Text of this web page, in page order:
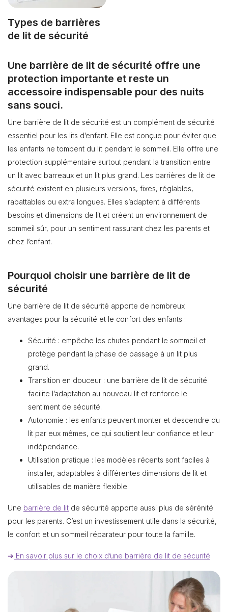
Types de barrières
de lit de sécurité
Une barrière de lit de sécurité offre une
protection importante et reste un
accessoire indispensable pour des nuits
sans souci.
Une barrière de lit de sécurité est un complément de sécurité
essentiel pour les lits d’enfant. Elle est conçue pour éviter que
les enfants ne tombent du lit pendant le sommeil. Elle offre une
protection supplémentaire surtout pendant la transition entre
un lit avec barreaux et un lit plus grand. Les barrières de lit de
sécurité existent en plusieurs versions, fixes, réglables,
rabattables ou extra longues. Elles s’adaptent à différents
besoins et dimensions de lit et créent un environnement de
sommeil sûr, pour un sentiment rassurant chez les parents et
chez l’enfant.
Pourquoi choisir une barrière de lit de
sécurité
Une barrière de lit de sécurité apporte de nombreux
avantages pour la sécurité et le confort des enfants :
Sécurité : empêche les chutes pendant le sommeil et
protège pendant la phase de passage à un lit plus
grand.
Transition en douceur : une barrière de lit de sécurité
facilite l’adaptation au nouveau lit et renforce le
sentiment de sécurité.
Autonomie : les enfants peuvent monter et descendre du
lit par eux mêmes, ce qui soutient leur confiance et leur
indépendance.
Utilisation pratique : les modèles récents sont faciles à
installer, adaptables à différentes dimensions de lit et
utilisables de manière flexible.
Une barrière de lit de sécurité apporte aussi plus de sérénité
pour les parents. C’est un investissement utile dans la sécurité,
le confort et un sommeil réparateur pour toute la famille.
➔ En savoir plus sur le choix d’une barrière de lit de sécurité